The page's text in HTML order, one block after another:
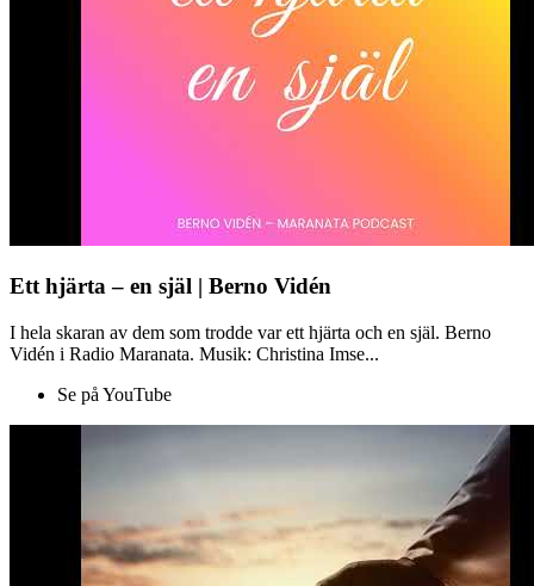
Ett hjärta – en själ | Berno Vidén
I hela skaran av dem som trodde var ett hjärta och en själ. Berno
Vidén i Radio Maranata. Musik: Christina Imse...
Se på YouTube